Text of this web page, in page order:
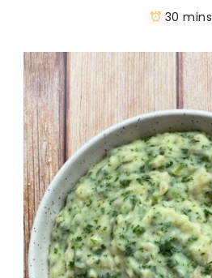
30 mins